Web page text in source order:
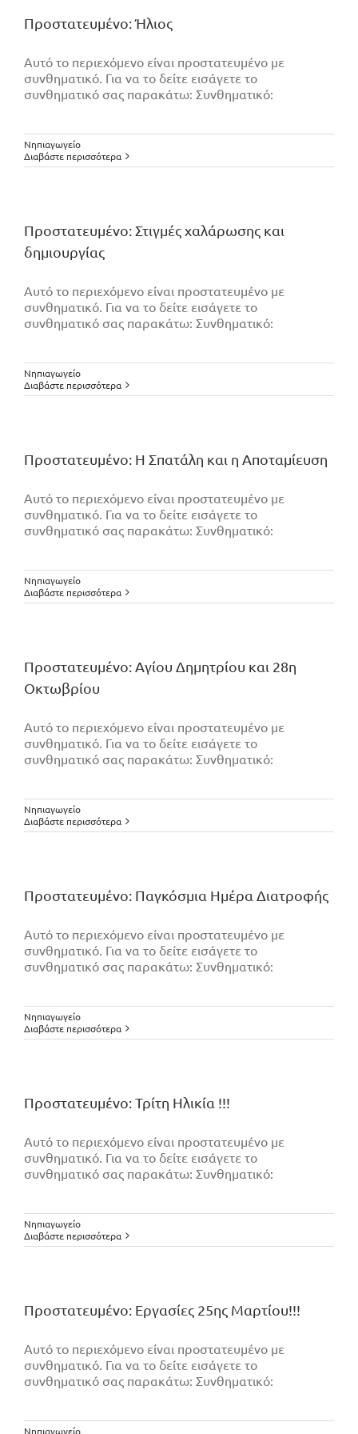
Πρoστατευμένο: Ήλιος
Αυτό το περιεχόμενο είναι προστατευμένο με
συνθηματικό. Για να το δείτε εισάγετε το
συνθηματικό σας παρακάτω: Συνθηματικό:
Νηπιαγωγείο
Διαβάστε περισσότερα
Πρoστατευμένο: Στιγμές χαλάρωσης και
δημιουργίας
Αυτό το περιεχόμενο είναι προστατευμένο με
συνθηματικό. Για να το δείτε εισάγετε το
συνθηματικό σας παρακάτω: Συνθηματικό:
Νηπιαγωγείο
Διαβάστε περισσότερα
Πρoστατευμένο: Η Σπατάλη και η Αποταμίευση
Αυτό το περιεχόμενο είναι προστατευμένο με
συνθηματικό. Για να το δείτε εισάγετε το
συνθηματικό σας παρακάτω: Συνθηματικό:
Νηπιαγωγείο
Διαβάστε περισσότερα
Πρoστατευμένο: Αγίου Δημητρίου και 28η
Οκτωβρίου
Αυτό το περιεχόμενο είναι προστατευμένο με
συνθηματικό. Για να το δείτε εισάγετε το
συνθηματικό σας παρακάτω: Συνθηματικό:
Νηπιαγωγείο
Διαβάστε περισσότερα
Πρoστατευμένο: Παγκόσμια Ημέρα Διατροφής
Αυτό το περιεχόμενο είναι προστατευμένο με
συνθηματικό. Για να το δείτε εισάγετε το
συνθηματικό σας παρακάτω: Συνθηματικό:
Νηπιαγωγείο
Διαβάστε περισσότερα
Πρoστατευμένο: Τρίτη Ηλικία !!!
Αυτό το περιεχόμενο είναι προστατευμένο με
συνθηματικό. Για να το δείτε εισάγετε το
συνθηματικό σας παρακάτω: Συνθηματικό:
Νηπιαγωγείο
Διαβάστε περισσότερα
Πρoστατευμένο: Εργασίες 25ης Μαρτίου!!!
Αυτό το περιεχόμενο είναι προστατευμένο με
συνθηματικό. Για να το δείτε εισάγετε το
συνθηματικό σας παρακάτω: Συνθηματικό:
Νηπιαγωγείο